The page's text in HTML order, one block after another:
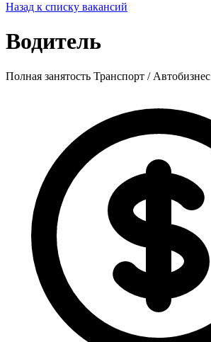
Назад к списку вакансий
Водитель
Полная занятость Транспорт / Автобизнес